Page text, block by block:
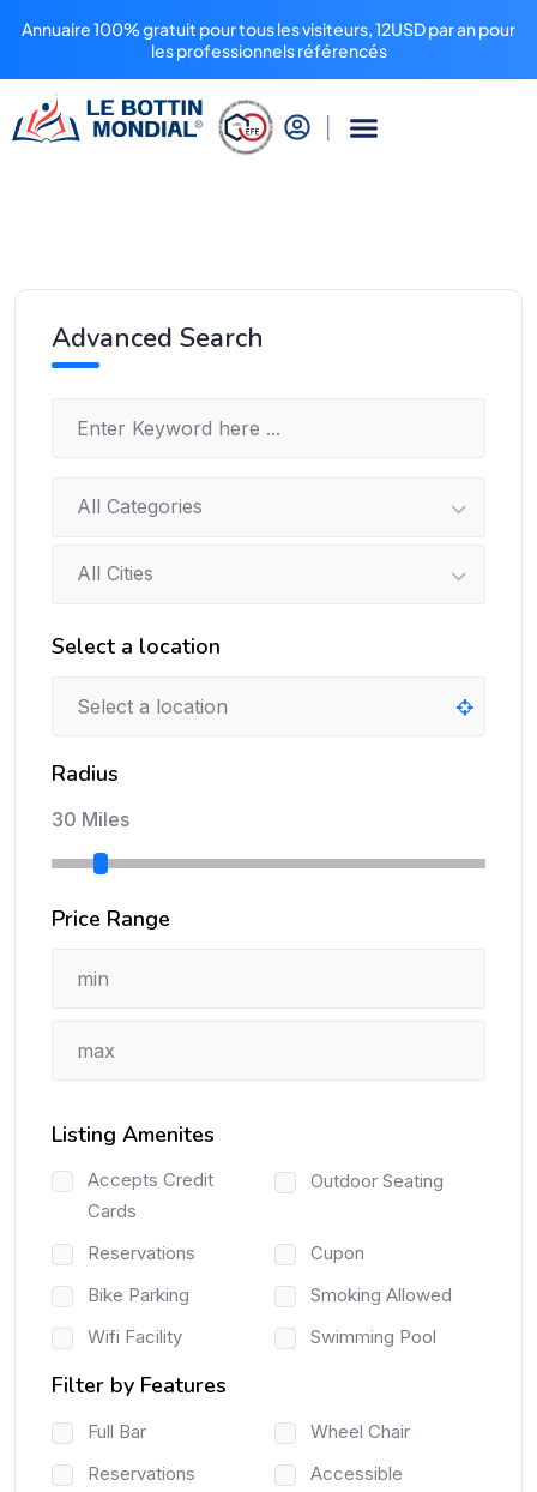
Annuaire 100% gratuit pour tous les visiteurs, 12USD par an pour
les professionnels référencés
Advanced Search
All Categories
All Cities
Select a location
Radius
30 Miles
Price Range
Listing Amenites
Accepts Credit
Cards
Outdoor Seating
Reservations
Cupon
Bike Parking
Smoking Allowed
Wifi Facility
Swimming Pool
Filter by Features
Full Bar
Wheel Chair
Reservations
Accessible